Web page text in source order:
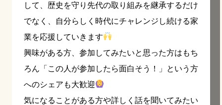
して、歴史を守り先代の取り組みを継承するだけ
でなく、自分らしく時代にチャレンジし続ける家
業を応援していきます
興味がある方、参加してみたいと思った方はもち
ろん「この人が参加したら面白そう！」という方
へのシェアも大歓迎
気になることがある方や詳しく話を聞いてみたい